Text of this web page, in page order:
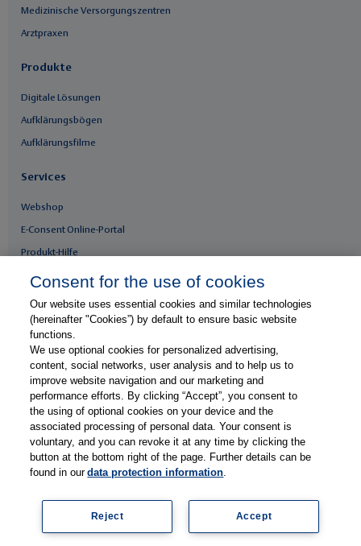
Medizinische Versorgungszentren
Arztpraxen
Produkte
Digitale Lösungen
Aufklärungsbögen
Aufklärungsfilme
Services
Webshop
E-Consent Online-Portal
Produkt-Hilfe
Whitepaper & Infomaterial
Unser Unternehmen
Presse & News
Karriere
Kontakt
Web-Seminare
Veranstaltungen
Anwenderberichte
Consent for the use of cookies
Our website uses essential cookies and similar technologies
(hereinafter "Cookies”) by default to ensure basic website
functions.
We use optional cookies for personalized advertising,
content, social networks, user analysis and to help us to
improve website navigation and our marketing and
performance efforts. By clicking “Accept”, you consent to
the using of optional cookies on your device and the
associated processing of personal data. Your consent is
voluntary, and you can revoke it at any time by clicking the
button at the bottom right of the page. Further details can be
found in ourdata protection information
Accept
Reject